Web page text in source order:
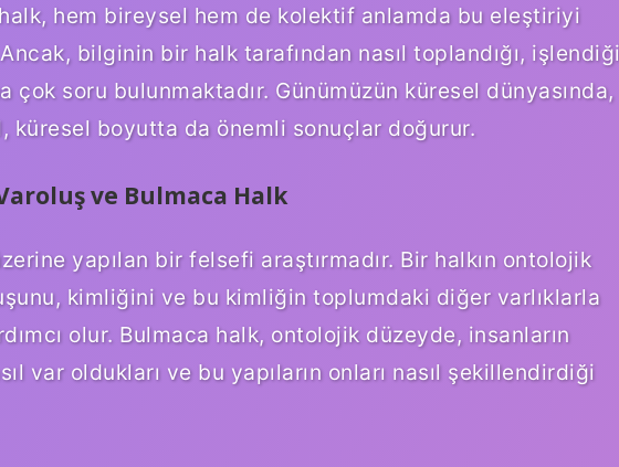
hem bireysel hem de kolektif anlamda bu eleştiriyi
bilginin bir halk tarafından nasıl toplandığı,
çok soru bulunmaktadır. Günümüzün küresel dünyasında,
küresel boyutta da önemli sonuçlar doğurur.
ve Bulmaca Halk
yapılan bir felsefi araştırmadır. Bir halkın ontolojik
kimliğini ve bu kimliğin toplumdaki diğer varlıklarla
olur. Bulmaca halk, ontolojik düzeyde, insanların
var oldukları ve bu yapıların onları nasıl şekillendirdiği